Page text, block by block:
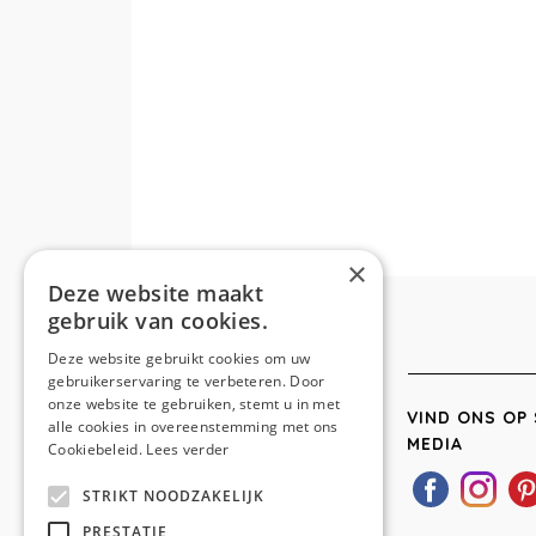
VIND ONS OP
MEDIA
×
Deze website maakt
gebruik van cookies.
Deze website gebruikt cookies om uw
gebruikerservaring te verbeteren. Door
onze website te gebruiken, stemt u in met
alle cookies in overeenstemming met ons
Cookiebeleid. Lees verder
STRIKT NOODZAKELIJK
PRESTATIE